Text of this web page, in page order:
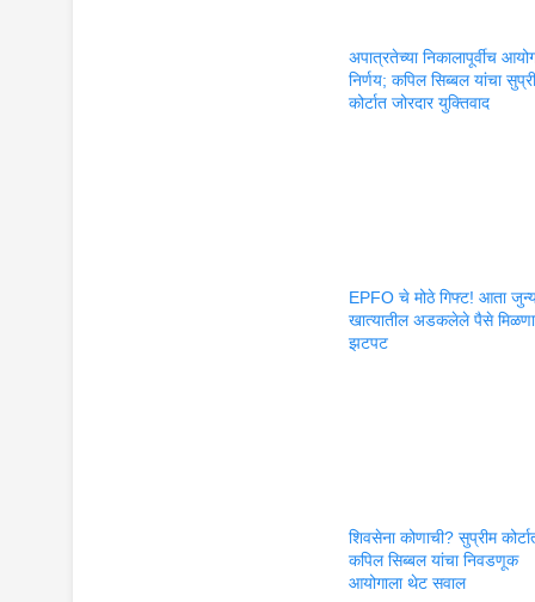
अपात्रतेच्या निकालापूर्वीच
निर्णय; कपिल सिब्बल यांचा
कोर्टात जोरदार युक्तिवाद
EPFO चे मोठे गिफ्ट! आता
खात्यातील अडकलेले पैसे
झटपट
शिवसेना कोणाची? सुप्रीम
कपिल सिब्बल यांचा निवडणूक
आयोगाला थेट सवाल